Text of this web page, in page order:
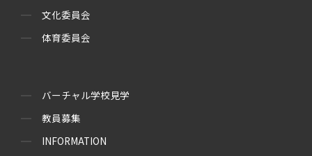
文化委員会
体育委員会
バーチャル学校見学
教員募集
INFORMATION